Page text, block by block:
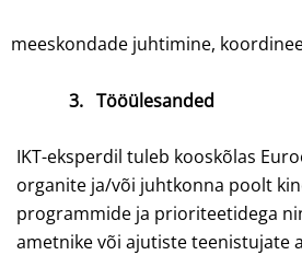
meeskondade juhtimine,
3. Tööülesanded
IKT-eksperdil tuleb kooskõlas
organite ja/või juhtkonna poolt
programmide ja prioriteetidega
ametnike või ajutiste teenistujate